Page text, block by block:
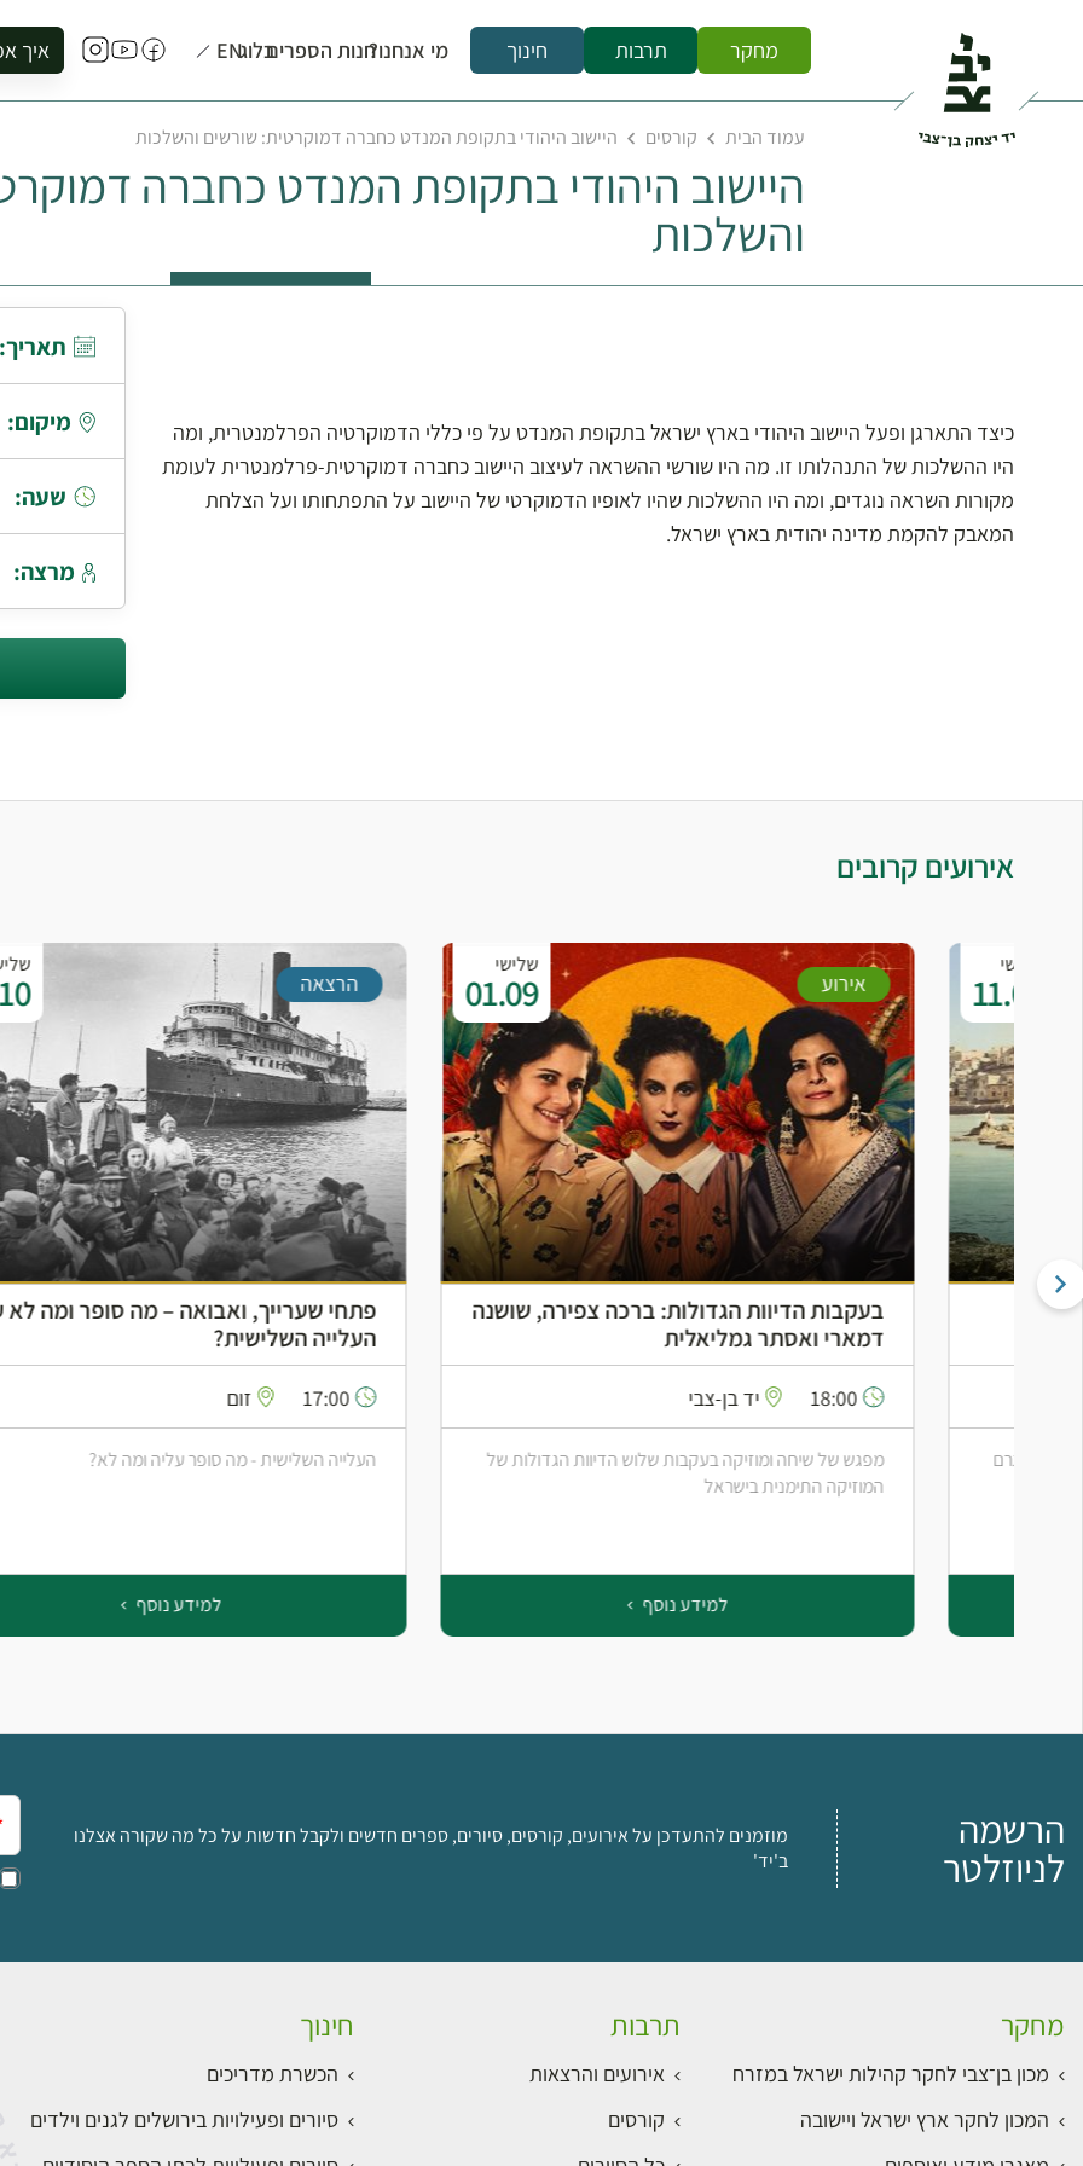
מחקר תרבות חינוך מי אנחנו?חנות הספריםבלוגEN איך
להזמין
להירשם
לקנות
לתאם
עמוד הבית קורסים היישוב היהודי בתקופת המנדט כחברה דמוקרטית: שורשים והשלכות
היישוב היהודי בתקופת המנדט כחברה
והשלכות
כיצד התארגן ופעל היישוב היהודי בארץ ישראל בתקופת המנדט על פי כללי הדמוקרטיה הפרלמנטרית, ומה
היו ההשלכות של התנהלותו זו. מה היו שורשי ההשראה לעיצוב היישוב כחברה דמוקרטית-פרלמנטרית לעומת
מקורות השראה נוגדים, ומה היו ההשלכות שהיו לאופיו הדמוקרטי של היישוב על התפתחותו ועל הצלחת
המאבק להקמת מדינה יהודית בארץ ישראל.
תאריך:
מיקום:
שעה:
מרצה:
אירועים קרובים
שלישי
01.09
בעקבות הדיוות הגדולות: ברכה צפירה, שושנה
דמארי ואסתר גמליאלית
יד בן-צבי
מפגש של שיחה ומוזיקה בעקבות שלוש הדיוות הגדולות של
המוזיקה התימנית בישראל
הרצאה
פתחי שערייך, ואבואה – מה סופר ומה לא על
העלייה השלישית?
זום
העלייה השלישית - מה סופר עליה ומה לא?
הרשמה
לניוזלטר
מוזמנים להתעדכן על אירועים, קורסים, סיורים, ספרים חדשים ולקבל חדשות על כל מה שקורה אצלנו
ב'יד'
מחקר
מכון בן־צבי לחקר קהילות ישראל במזרח
המכון לחקר ארץ ישראל ויישובה
תרבות
אירועים והרצאות
קורסים
חינוך
הכשרת מדריכים
סיורים ופעילויות בירושלים לגנים וילדים